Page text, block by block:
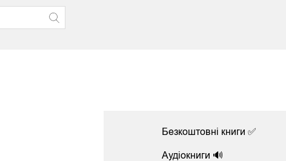
Безкоштовні книги ✅
Аудіокниги 🔊